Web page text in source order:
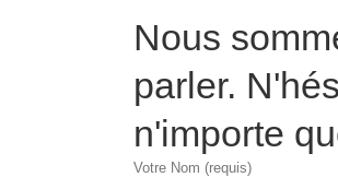
Nous
parler.
n'importe
Votre Nom (requis)